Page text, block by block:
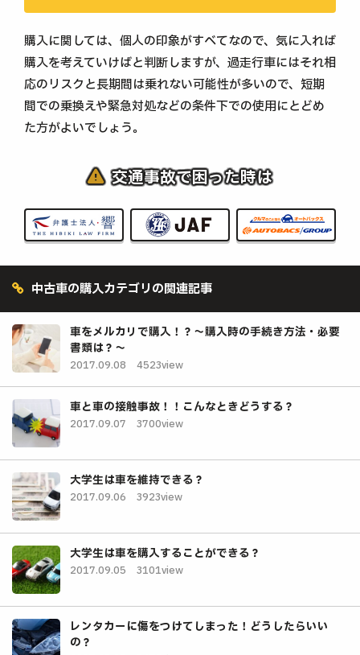
購入に関しては、個人の印象がすべてなので、気に入れば
購入を考えていけばと判断しますが、過走行車にはそれ相
応のリスクと長期間は乗れない可能性が多いので、短期
間での乗換えや緊急対処などの条件下での使用にとどめ
た方がよいでしょう。
交通事故で困った時は
中古車の購入カテゴリの関連記事
車をメルカリで購入！？～購入時の手続き方法・必要
書類は？～
2017.09.08 4523view
車と車の接触事故！！こんなときどうする？
2017.09.07 3700view
大学生は車を維持できる？
2017.09.06 3923view
大学生は車を購入することができる？
2017.09.05 3101view
レンタカーに傷をつけてしまった！どうしたらいい
の？